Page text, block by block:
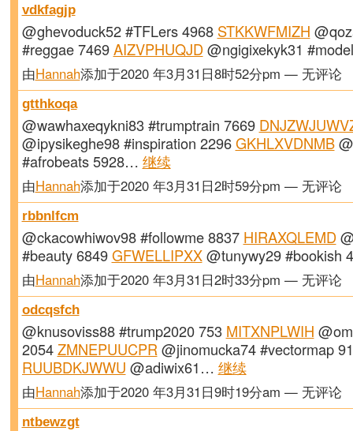
vdkfagjp
@ghevoduck52 #TFLers 4968 STKKWFMIZH
#reggae 7469AIZVPHUQJD @ngigixekyk31
由Hannah添加于2020 年3月31日8时52分pm — 无评论
gtthkoqa
@wawhaxeqykni83 #trumptrain 7669
@ipysikeghe98 #inspiration 2296GKHLXVDNMB
#afrobeats 5928… 继续
由Hannah添加于2020 年3月31日2时59分pm — 无评论
rbbnlfcm
@ckacowhiwov98 #followme 8837 HIRAXQLEMD
#beauty 6849GFWELLIPXX@tunywy29 #bookish
由Hannah添加于2020 年3月31日2时33分pm — 无评论
odcqsfch
@knusoviss88 #trump2020 753 MITXNPLWIH
2054ZMNEPUUCPR @jinomucka74 #vectormap
RUUBDKJWWU @adiwix61… 继续
由Hannah添加于2020 年3月31日9时19分am — 无评论
ntbewzgt